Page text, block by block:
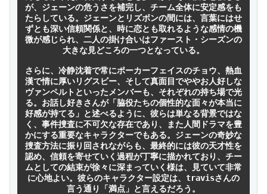
が、ジェーンの危うさを補完し、チーム全体に安定感をも
たらしている。ジェーンとリズボンの間には、言葉にはせ
ずとも深い信頼関係と、時に恋とも取れるような感情の機
微が感じられ、二人の掛け合いはファースト・シーズンの
大きな見どころの一つとなっている。
さらに、冷静沈着で常にポーカーフェイスのチョウ、熱血
漢で情に厚いリグスビー、そして真面目でややお人好しな
ヴァンペルトといったメンバーも、それぞれの持ち場で光
る。お話し好きさんが「脇役たちの個性的な面々が本当に
好感が持てる」と述べるように、彼らは単なる背景ではな
く、事件捜査に不可欠な存在であり、また人間ドラマを豊
かにする重要なキャラクターでもある。ジェーンの奇妙な
捜査方法に振り回されながらも、最終的には彼の天才性を
認め、信頼を寄せていく過程が丁寧に描かれており、チー
ムとしての結束が徐々に深まっていく様は、見ていて非常
に心地よい。彼らのキャラクター設定は、travisさんの
言う通り「満点」と言えるだろう。